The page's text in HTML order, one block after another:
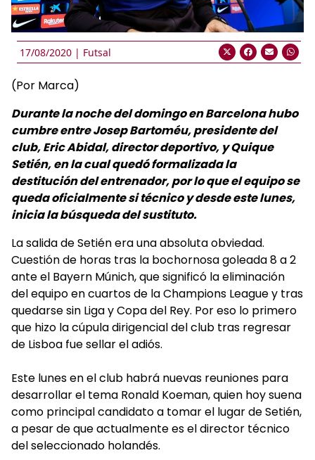
17/08/2020 | Futsal
(Por Marca)
Durante la noche del domingo en Barcelona hubo
cumbre entre Josep Bartoméu, presidente del
club, Eric Abidal, director deportivo, y Quique
Setién, en la cual quedó formalizada la
destitución del entrenador, por lo que el equipo se
queda oficialmente si técnico y desde este lunes,
inicia la búsqueda del sustituto.
La salida de Setién era una absoluta obviedad.
Cuestión de horas tras la bochornosa goleada 8 a 2
ante el Bayern Múnich, que significó la eliminación
del equipo en cuartos de la Champions League y tras
quedarse sin Liga y Copa del Rey. Por eso lo primero
que hizo la cúpula dirigencial del club tras regresar
de Lisboa fue sellar el adiós.
Este lunes en el club habrá nuevas reuniones para
desarrollar el tema Ronald Koeman, quien hoy suena
como principal candidato a tomar el lugar de Setién,
a pesar de que actualmente es el director técnico
del seleccionado holandés.